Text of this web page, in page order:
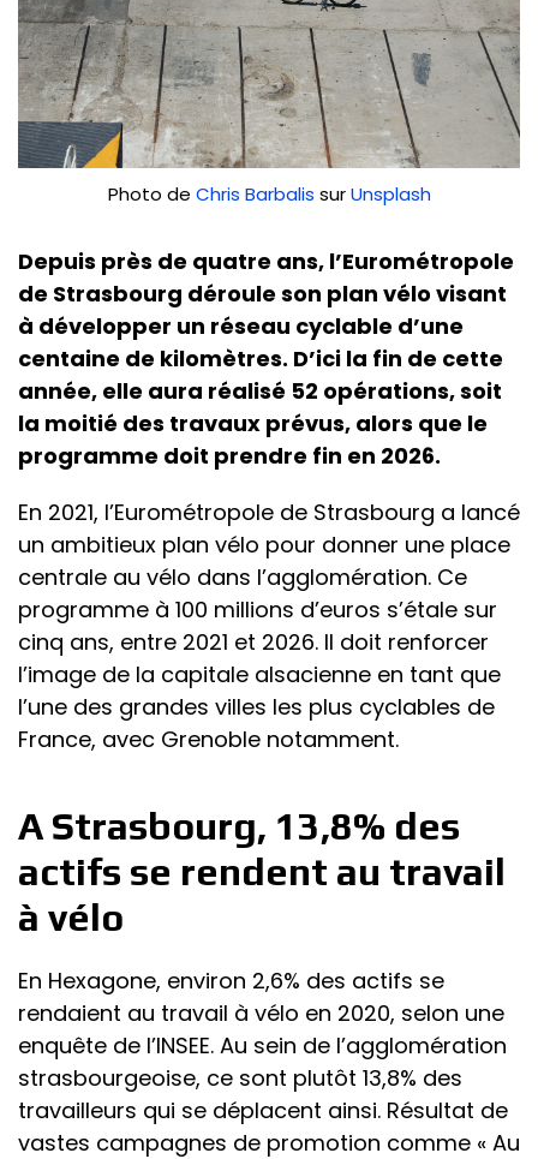
Photo de Chris Barbalis surUnsplash
Depuis près de quatre ans, l’Eurométropole
de Strasbourg déroule son plan vélo visant
à développer un réseau cyclable d’une
centaine de kilomètres. D’ici la fin de cette
année, elle aura réalisé 52 opérations, soit
la moitié des travaux prévus, alors que le
programme doit prendre fin en 2026.
En 2021, l’Eurométropole de Strasbourg a lancé
un ambitieux plan vélo pour donner une place
centrale au vélo dans l’agglomération. Ce
programme à 100 millions d’euros s’étale sur
cinq ans, entre 2021 et 2026. Il doit renforcer
l’image de la capitale alsacienne en tant que
l’une des grandes villes les plus cyclables de
France, avec Grenoble notamment.
A Strasbourg, 13,8% des
actifs se rendent au travail
à vélo
En Hexagone, environ 2,6% des actifs se
rendaient au travail à vélo en 2020, selon une
enquête de l’INSEE. Au sein de l’agglomération
strasbourgeoise, ce sont plutôt 13,8% des
travailleurs qui se déplacent ainsi. Résultat de
vastes campagnes de promotion comme « Au